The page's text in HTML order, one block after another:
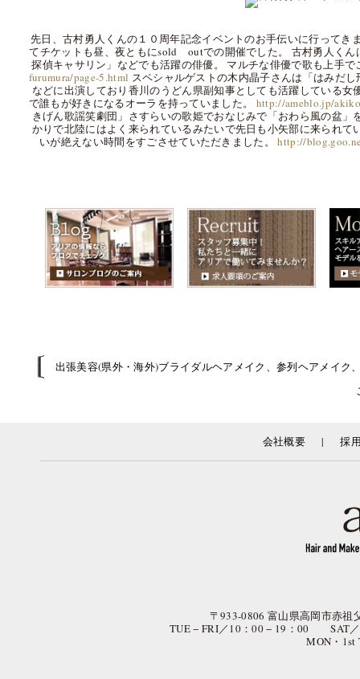
先日、古村勇人くんの１０周年記念イベントのお手伝いに行って
てチケットも昼、夜ともにsold outでの開催でした。 古村勇人く
探偵キャサリン」などでも活躍の俳優。 マルチな俳優で歌も上手
furumura/page-5.html スペシャルゲストの木内晶子さんは「はみだ
などに出演しており香川のうどん県副知事としても活躍している
で誰もが好きになるオーラを持っていました。 http://ameblo.jp/
きげん歌謡笑劇団」さすらいの歌姫でおなじみで「おわら風の盆
かりで北陸にはよく来られているみたいで先日も小矢部に来られ
いが絶えない時間をすごさせていただきました。http://
出張美容(県外・海外)ブライダルヘアメイク、参列ヘアメイ
会社概要 | 採
〒933-0806 富山県高岡市赤
TUE − FRI／10：00 − 19：00 SAT
MON・1st